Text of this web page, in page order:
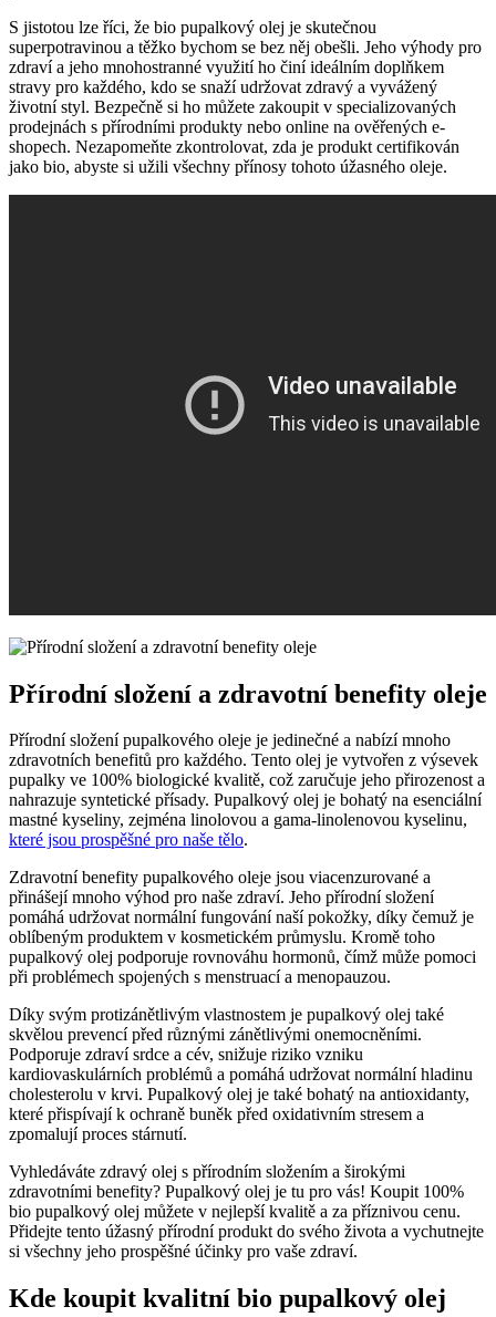
S ⁢jistotou lze ⁢říci, že bio pupalkový olej je⁣ skutečnou
superpotravinou a těžko bychom se bez něj​ obešli. Jeho výhody ⁢pro
zdraví a jeho mnohostranné⁢ využití ho činí ideálním doplňkem
stravy pro každého, kdo‍ se snaží⁤ udržovat ⁢zdravý a vyvážený
životní styl. Bezpečně‌ si ho můžete‍ zakoupit v specializovaných
prodejnách s‌ přírodními produkty nebo online na ověřených e-
shopech. Nezapomeňte⁢ zkontrolovat, zda je produkt certifikován
jako bio, abyste si užili všechny přínosy tohoto úžasného oleje.
Přírodní složení ​a‌ zdravotní benefity oleje
Přírodní složení pupalkového oleje je jedinečné a nabízí mnoho
zdravotních ⁣benefitů‌ pro​ každého. Tento⁤ olej je vytvořen⁤ z výsevek‌
pupalky ve ⁣100% ⁢biologické kvalitě, což zaručuje jeho přirozenost a‌
nahrazuje syntetické přísady. Pupalkový olej je bohatý na ⁤esenciální‍
mastné⁤ kyseliny, zejména linolovou a gama-linolenovou​ kyselinu,
které jsou prospěšné pro naše ​tělo.
Zdravotní benefity pupalkového oleje jsou viacenzurované a
přinášejí mnoho výhod pro ‌naše zdraví. Jeho⁢ přírodní složení
pomáhá udržovat normální fungování‍ naší pokožky, díky čemuž je
oblíbeným produktem v kosmetickém průmyslu. Kromě​ toho‌
pupalkový olej podporuje rovnováhu hormonů, čímž může pomoci
při problémech spojených s menstruací a menopauzou.
Díky svým protizánětlivým ⁢vlastnostem je pupalkový ‌olej také
skvělou prevencí před různými zánětlivými onemocněními.
⁢Podporuje ‍zdraví ⁤srdce a⁢ cév, snižuje riziko vzniku
kardiovaskulárních problémů a pomáhá udržovat normální‌ hladinu
cholesterolu v⁤ krvi.⁣ Pupalkový‌ olej ⁢je také bohatý ‌na ‌antioxidanty,
které přispívají ​k​ ochraně buněk před oxidativním stresem a
zpomalují proces stárnutí.
Vyhledáváte zdravý olej s⁢ přírodním⁣ složením a širokými
zdravotními benefity? Pupalkový olej je tu pro vás! Koupit 100%
‌bio pupalkový olej ‍můžete v nejlepší​ kvalitě a ‌za příznivou cenu.
Přidejte tento úžasný přírodní produkt do svého ⁤života a vychutnejte
si všechny jeho prospěšné účinky pro vaše zdraví.
Kde koupit kvalitní bio pupalkový ​olej